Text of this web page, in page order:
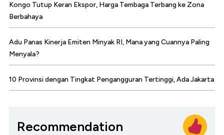
Kongo Tutup Keran Ekspor, Harga Tembaga Terbang ke Zona
Berbahaya
Adu Panas Kinerja Emiten Minyak RI, Mana yang Cuannya Paling
Menyala?
10 Provinsi dengan Tingkat Pengangguran Tertinggi, Ada Jakarta
Recommendation